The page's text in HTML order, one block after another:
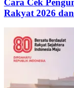
Rakyat 2026